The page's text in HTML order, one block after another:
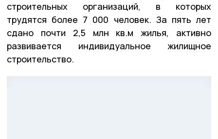
строительных организаций, в которых
трудятся более 7 000 человек. За пять лет
сдано почти 2,5 млн кв.м жилья, активно
развивается индивидуальное жилищное
строительство.